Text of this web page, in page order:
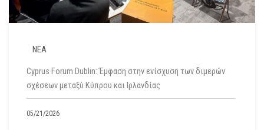
ΝΕΑ
Cyprus Forum Dublin: Έμφαση στην ενίσχυση των διμερών
σχέσεων μεταξύ Κύπρου και Ιρλανδίας
05/21/2026